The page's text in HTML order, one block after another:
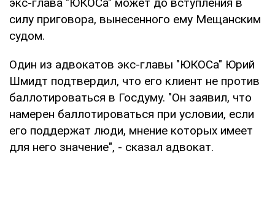
силу приговора, вынесенного ему Мещанским
судом.
Один из адвокатов экс-главы "ЮКОСа" Юрий
Шмидт подтвердил, что его клиент не против
баллотироваться в Госдуму. "Он заявил, что
намерен баллотироваться при условии, если
его поддержат люди, мнение которых имеет
для него значение", - сказал адвокат.